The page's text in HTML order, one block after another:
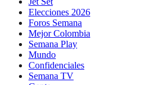
Elecciones 2026
Foros Semana
Mejor Colombia
Semana Play
Mundo
Confidenciales
Semana TV